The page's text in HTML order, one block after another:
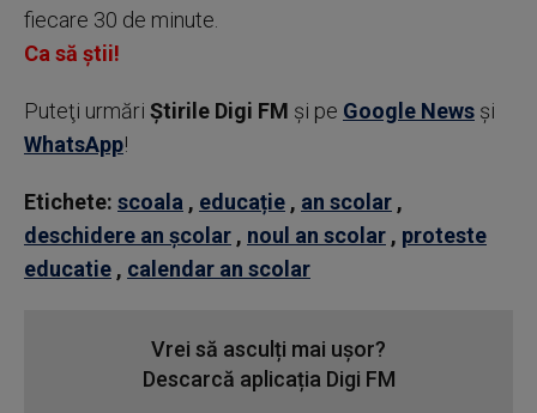
fiecare 30 de minute.
Ca să știi!
Puteţi urmări Știrile Digi FM şi pe Google News şi
WhatsApp!
Etichete: scoala , educație , an scolar ,
deschidere an școlar , noul an scolar , proteste
educatie , calendar an scolar
Vrei să asculți mai ușor?
Descarcă aplicația Digi FM